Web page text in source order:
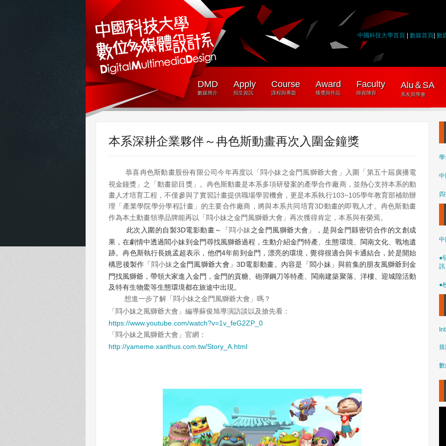
中國科技大學首頁 數媒首頁 數
DMD
數媒簡介
Apply
招生資訊
Course
課程與專題
Award
獲獎與作品
Faculty
師資陣容
Alu＆SA
系友與學會
本系深耕企業夥伴～冉色斯動畫再次入圍金鐘獎
恭喜冉色斯動畫股份有限公司今年再度以「 閰小妹之金門風獅爺大會 」入圍「第五十屆廣播電
視金鐘獎」之「動畫節目獎」。冉色斯動畫是本系多項研發案的產學合作廠商，並熱心支持本系的動
畫人才培育工程，不僅參與了實習計畫提供職場學習機會，更是本系執行103~105學年教育部補助辦
理「產業學院學分學程計畫」的主要合作廠商，將與本系共同培育3D動畫的即戰人才。冉色斯動畫
作為本土動畫領導品牌能再以「 閰小妹之金門風獅爺大會 」再次獲得肯定，本系與有榮焉。
此次入圍的自製3D電影動畫～ 「閰小妹之金門風獅爺大會」，是與金門縣密切合作的文創成
果，在劇情中透過閻小妹到金門尋找風獅爺過程，生動介紹金門特產、生態環境、閩南文化、戰地遺
跡。冉色斯執行長姚孟超表示，他們4年前到金門，漂亮的環境，覺得很適合與卡通結合，於是開始
構思後製作「 閰小妹之金門風獅爺大會」3D電影動畫。內容是「閻小妹」與前集的朋友風獅爺到金
門找風獅爺，帶領大家進入金門，金門的貢糖、砲彈鋼刀等特產、閩南建築聚落、洋樓、迎城隍活動
及特有生物鱟等生態環境都在旅途中出現。
想進一步了解「 閰小妹之金門風獅爺大會 」嗎？
「 閰小妹之風獅爺大會 」編導蘇俊旭導演訪談以及搶先看：
https://www.youtube.com/watch?v=1v_feG2ZP_0
「 閰小妹之風獅爺大會 」官網：
http://yameme.xanthus.com.tw/Story_A.html
●
訊
●